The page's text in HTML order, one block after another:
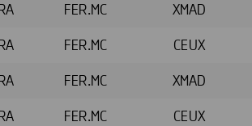
FER.MC XMAD
FER.MC CEUX
FER.MC XMAD
FER.MC CEUX